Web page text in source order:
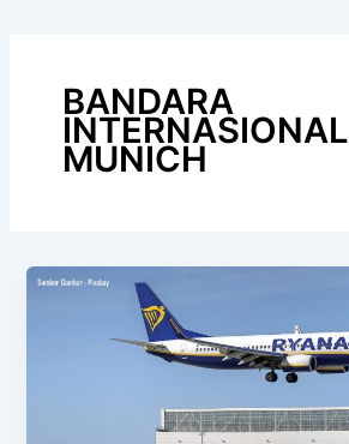
BANDARA
INTERNASIONAL
MUNICH